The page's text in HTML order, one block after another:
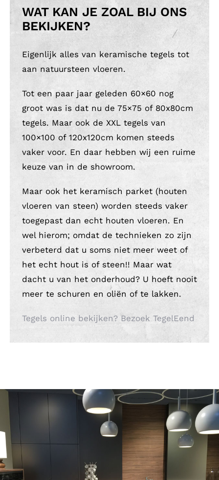
WAT KAN JE ZOAL BIJ ONS
BEKIJKEN?
Eigenlijk alles van keramische tegels tot
aan natuursteen vloeren.
Tot een paar jaar geleden 60×60 nog
groot was is dat nu de 75×75 of 80x80cm
tegels. Maar ook de XXL tegels van
100×100 of 120x120cm komen steeds
vaker voor. En daar hebben wij een ruime
keuze van in de showroom.
Maar ook het keramisch parket (houten
vloeren van steen) worden steeds vaker
toegepast dan echt houten vloeren. En
wel hierom; omdat de technieken zo zijn
verbeterd dat u soms niet meer weet of
het echt hout is of steen!! Maar wat
dacht u van het onderhoud? U hoeft nooit
meer te schuren en oliën of te lakken.
Tegels online bekijken? Bezoek TegelEend